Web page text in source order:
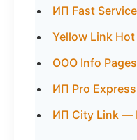
ИП Fast
Yellow Link
ООО Info
ИП Pro
ИП City Link —